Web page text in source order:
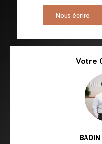
RÉSULTATS DES LYCÉES
RESTAURANTS ET CAFÉS
Nous écrire
Votre